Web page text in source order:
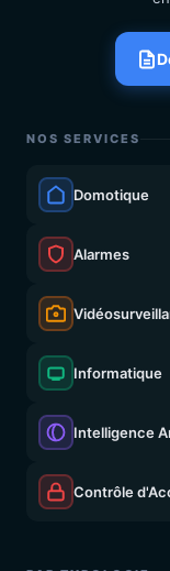
NOS SERVICES
Domotique
Alarmes
Informatique
Intelligence
Contrôle